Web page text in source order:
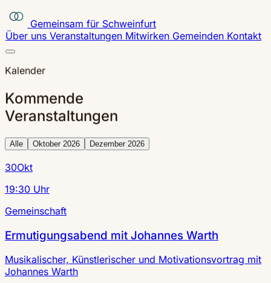
Gemeinsam für Schweinfurt
Über uns Veranstaltungen Mitwirken Gemeinden Kontakt
Kalender
Kommende
Veranstaltungen
Alle Oktober 2026 Dezember 2026
30Okt
19:30 Uhr
Gemeinschaft
Ermutigungsabend mit Johannes Warth
Musikalischer, Künstlerischer und Motivationsvortrag mit
Johannes Warth